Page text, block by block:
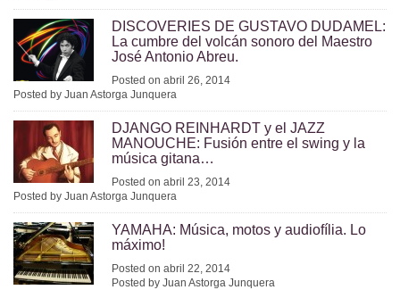
DISCOVERIES DE GUSTAVO DUDAMEL:
La cumbre del volcán sonoro del Maestro
José Antonio Abreu.
Posted on abril 26, 2014
Posted by Juan Astorga Junquera
DJANGO REINHARDT y el JAZZ
MANOUCHE: Fusión entre el swing y la
música gitana…
Posted on abril 23, 2014
Posted by Juan Astorga Junquera
YAMAHA: Música, motos y audiofília. Lo
máximo!
Posted on abril 22, 2014
Posted by Juan Astorga Junquera